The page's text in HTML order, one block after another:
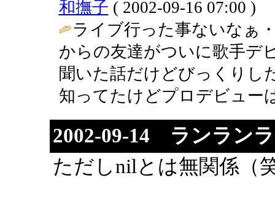
和撫子 ( 2002-09-16 07:00 )
ライブ行った事ないなぁ
からの友達がついに歌手デ
聞いた話だけどびっくり
知ってたけどプロデビュー
2002-09-14 ランラン
ただしnilとは無関係（